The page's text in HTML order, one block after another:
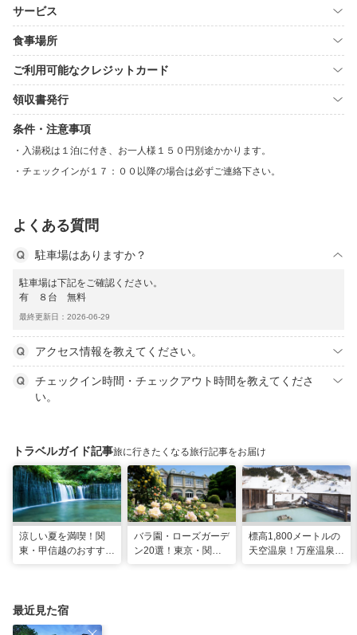
サービス
食事場所
ご利用可能なクレジットカード
領収書発行
条件・注意事項
入湯税は１泊に付き、お一人様１５０円別途かかります。
チェックインが１７：００以降の場合は必ずご連絡下さい。
よくある質問
駐車場はありますか？
駐車場は下記をご確認ください。
有 ８台 無料
最終更新日：2026-06-29
アクセス情報を教えてください。
チェックイン時間・チェックアウト時間を教えてくださ
い。
トラベルガイド記事旅に行きたくなる旅行記事をお届け
涼しい夏を満喫！関
東・甲信越のおすすめ
バラ園・ローズガーデ
ン20選！東京・関東
標高1,800メートルの
天空温泉！万座温泉
最近見た宿